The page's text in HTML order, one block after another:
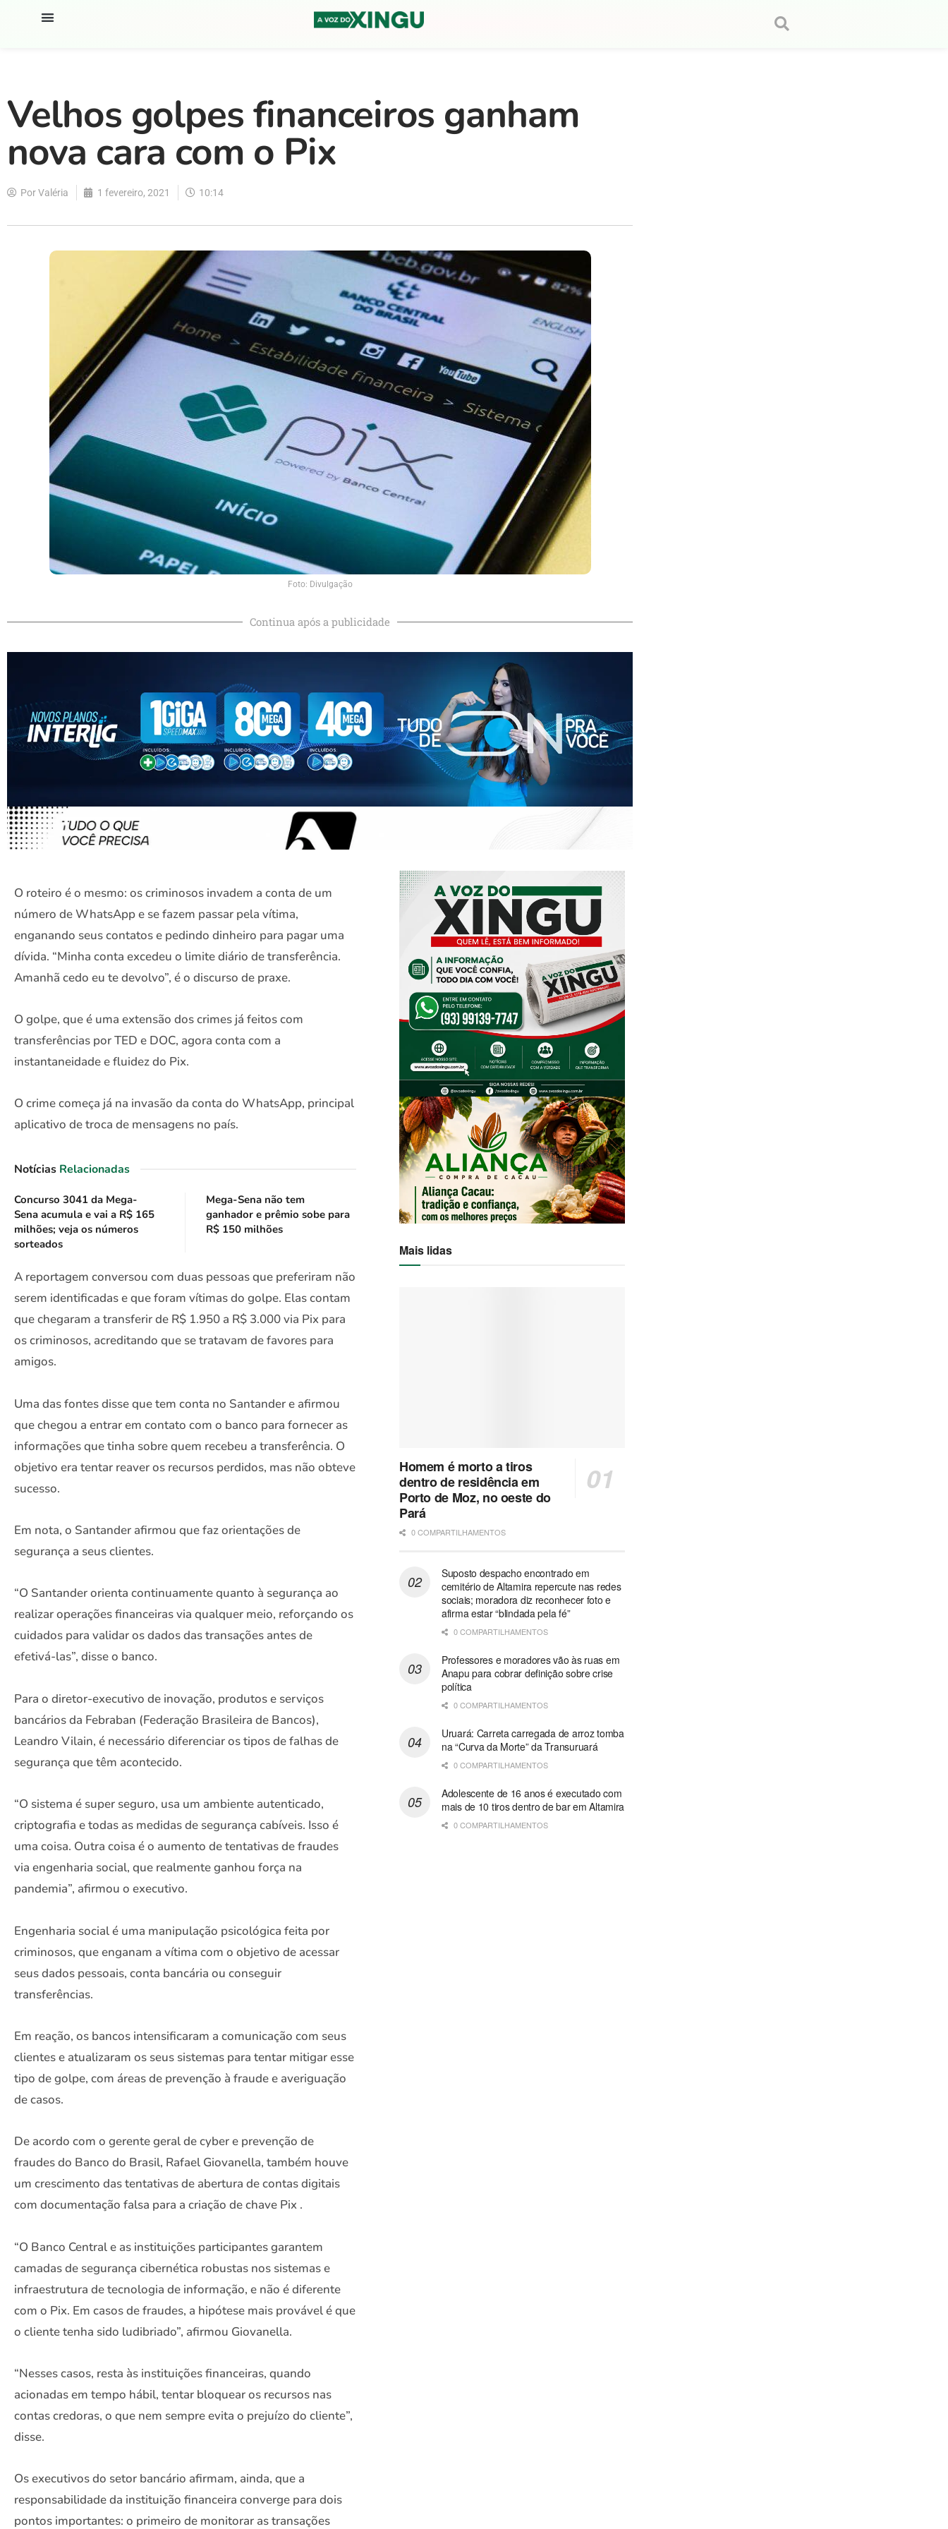
Velhos golpes financeiros ganham
nova cara com o Pix
PorValéria 1 fevereiro, 2021 10:14
Foto: Divulgação
Continua após a publicidade
O roteiro é o mesmo: os criminosos invadem a conta de um
número de WhatsApp e se fazem passar pela vítima,
enganando seus contatos e pedindo dinheiro para pagar uma
dívida. “Minha conta excedeu o limite diário de transferência.
Amanhã cedo eu te devolvo”, é o discurso de praxe.
O golpe, que é uma extensão dos crimes já feitos com
transferências por TED e DOC, agora conta com a
instantaneidade e fluidez do Pix.
O crime começa já na invasão da conta do WhatsApp, principal
aplicativo de troca de mensagens no país.
Notícias Relacionadas
Concurso 3041 da Mega-
Sena acumula e vai a R$ 165
milhões; veja os números
sorteados
Mega-Sena não tem
ganhador e prêmio sobe para
R$ 150 milhões
A reportagem conversou com duas pessoas que preferiram não
serem identificadas e que foram vítimas do golpe. Elas contam
que chegaram a transferir de R$ 1.950 a R$ 3.000 via Pix para
os criminosos, acreditando que se tratavam de favores para
amigos.
Uma das fontes disse que tem conta no Santander e afirmou
que chegou a entrar em contato com o banco para fornecer as
informações que tinha sobre quem recebeu a transferência. O
objetivo era tentar reaver os recursos perdidos, mas não obteve
sucesso.
Em nota, o Santander afirmou que faz orientações de
segurança a seus clientes.
“O Santander orienta continuamente quanto à segurança ao
realizar operações financeiras via qualquer meio, reforçando os
cuidados para validar os dados das transações antes de
efetivá-las”, disse o banco.
Para o diretor-executivo de inovação, produtos e serviços
bancários da Febraban (Federação Brasileira de Bancos),
Leandro Vilain, é necessário diferenciar os tipos de falhas de
segurança que têm acontecido.
“O sistema é super seguro, usa um ambiente autenticado,
criptografia e todas as medidas de segurança cabíveis. Isso é
uma coisa. Outra coisa é o aumento de tentativas de fraudes
via engenharia social, que realmente ganhou força na
pandemia”, afirmou o executivo.
Engenharia social é uma manipulação psicológica feita por
criminosos, que enganam a vítima com o objetivo de acessar
seus dados pessoais, conta bancária ou conseguir
transferências.
Em reação, os bancos intensificaram a comunicação com seus
clientes e atualizaram os seus sistemas para tentar mitigar esse
tipo de golpe, com áreas de prevenção à fraude e averiguação
de casos.
De acordo com o gerente geral de cyber e prevenção de
fraudes do Banco do Brasil, Rafael Giovanella, também houve
um crescimento das tentativas de abertura de contas digitais
com documentação falsa para a criação de chave Pix .
“O Banco Central e as instituições participantes garantem
camadas de segurança cibernética robustas nos sistemas e
infraestrutura de tecnologia de informação, e não é diferente
com o Pix. Em casos de fraudes, a hipótese mais provável é que
o cliente tenha sido ludibriado”, afirmou Giovanella.
“Nesses casos, resta às instituições financeiras, quando
acionadas em tempo hábil, tentar bloquear os recursos nas
contas credoras, o que nem sempre evita o prejuízo do cliente”,
disse.
Os executivos do setor bancário afirmam, ainda, que a
responsabilidade da instituição financeira converge para dois
pontos importantes: o primeiro de monitorar as transações
Mais lidas
Homem é morto a tiros
dentro de residência em
Porto de Moz, no oeste do
Pará
0 COMPARTILHAMENTOS
Suposto despacho encontrado em
cemitério de Altamira repercute nas redes
sociais; moradora diz reconhecer foto e
afirma estar “blindada pela fé”
0 COMPARTILHAMENTOS
Professores e moradores vão às ruas em
Anapu para cobrar definição sobre crise
política
0 COMPARTILHAMENTOS
Uruará: Carreta carregada de arroz tomba
na “Curva da Morte” da Transuruará
0 COMPARTILHAMENTOS
Adolescente de 16 anos é executado com
mais de 10 tiros dentro de bar em Altamira
0 COMPARTILHAMENTOS